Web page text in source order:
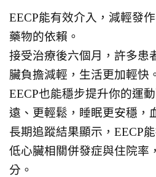
EECP能有效介入，減輕發
藥物的依賴。
接受治療後六個月，許多患
臟負擔減輕，生活更加輕快
EECP也能穩步提升你的運
遠、更輕鬆，睡眠更安穩，
長期追蹤結果顯示，EECP
低心臟相關併發症與住院率
分。